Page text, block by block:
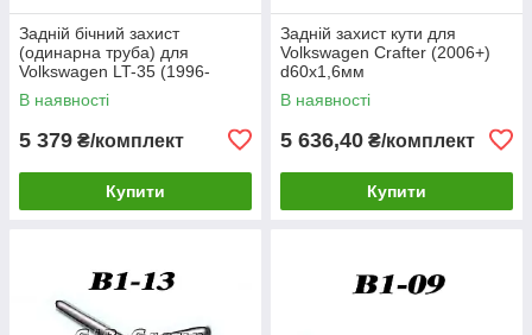
Задній бічний захист
(одинарна труба) для
Volkswagen LT-35 (1996-
2006) d60х1,6мм
В наявності
5 379 ₴/комплект
Купити
Задній захист кути для
Volkswagen Crafter (2006+)
d60х1,6мм
В наявності
5 636,40 ₴/комплект
Купити